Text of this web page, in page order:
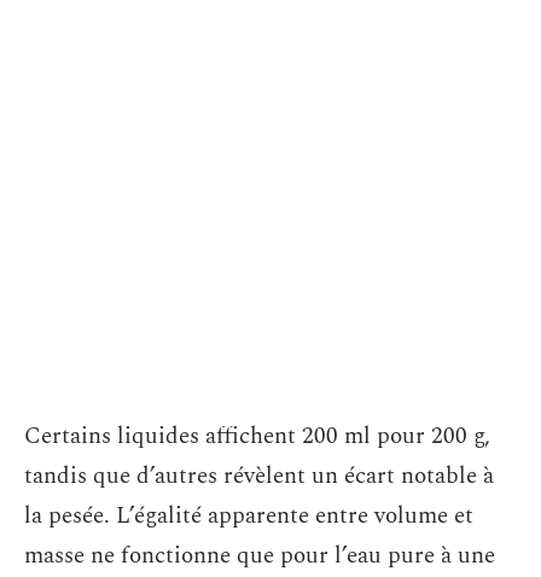
Certains liquides affichent 200 ml pour 200 g,
tandis que d’autres révèlent un écart notable à
la pesée. L’égalité apparente entre volume et
masse ne fonctionne que pour l’eau pure à une